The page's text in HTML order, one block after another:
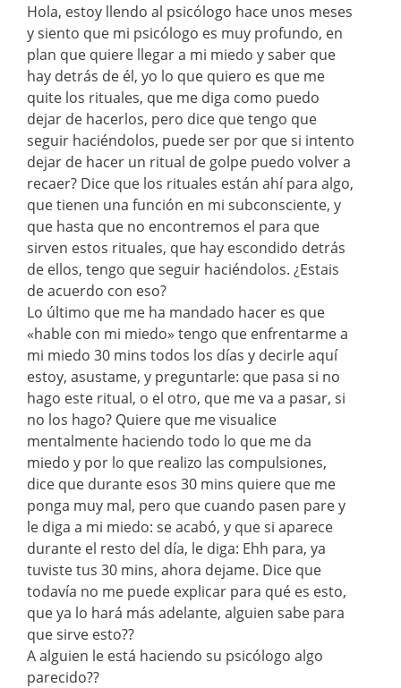
Hola, estoy llendo al psicólogo hace unos meses
y siento que mi psicólogo es muy profundo, en
plan que quiere llegar a mi miedo y saber que
hay detrás de él, yo lo que quiero es que me
quite los rituales, que me diga como puedo
dejar de hacerlos, pero dice que tengo que
seguir haciéndolos, puede ser por que si intento
dejar de hacer un ritual de golpe puedo volver a
recaer? Dice que los rituales están ahí para algo,
que tienen una función en mi subconsciente, y
que hasta que no encontremos el para que
sirven estos rituales, que hay escondido detrás
de ellos, tengo que seguir haciéndolos. ¿Estais
de acuerdo con eso?
Lo último que me ha mandado hacer es que
«hable con mi miedo» tengo que enfrentarme a
mi miedo 30 mins todos los días y decirle aquí
estoy, asustame, y preguntarle: que pasa si no
hago este ritual, o el otro, que me va a pasar, si
no los hago? Quiere que me visualice
mentalmente haciendo todo lo que me da
miedo y por lo que realizo las compulsiones,
dice que durante esos 30 mins quiere que me
ponga muy mal, pero que cuando pasen pare y
le diga a mi miedo: se acabó, y que si aparece
durante el resto del día, le diga: Ehh para, ya
tuviste tus 30 mins, ahora dejame. Dice que
todavía no me puede explicar para qué es esto,
que ya lo hará más adelante, alguien sabe para
que sirve esto??
A alguien le está haciendo su psicólogo algo
parecido??